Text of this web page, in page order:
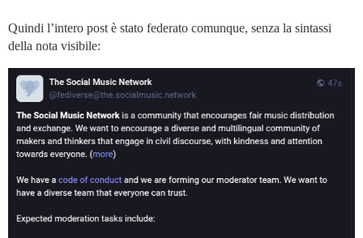
Quindi l’intero post è stato federato comunque, senza la sintassi
della nota visibile: